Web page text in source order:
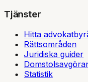
Tjänster
Hitta
Rättsområden
Juridiska guider
Statistik